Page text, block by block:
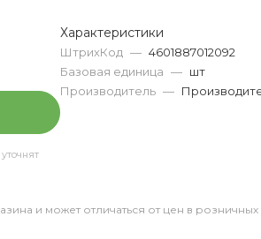
Характеристики
ШтрихКод — 4601887012092
Базовая единица — шт
Производитель —
и может отличаться от цен в розничных